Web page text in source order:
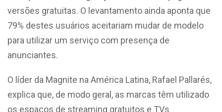
versões gratuitas. O levantamento ainda aponta que
79% destes usuários aceitariam mudar de modelo
para utilizar um serviço com presença de
anunciantes.
O líder da Magnite na América Latina, Rafael Pallarés,
explica que, de modo geral, as marcas têm utilizado
os espaços de streaming gratuitos e TVs